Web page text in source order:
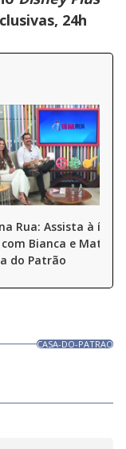
24h
Rua: Assista à
com Bianca e
do Patrão
CASA-DO-PATRAO